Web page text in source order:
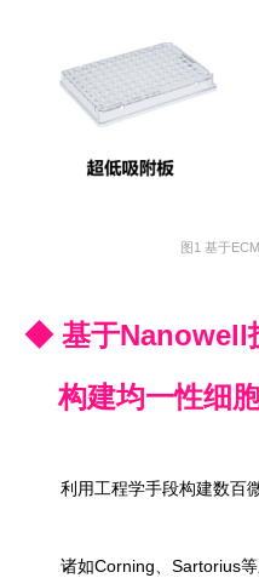
图1 基于
◆ 基于Nanowell
构建均一性细